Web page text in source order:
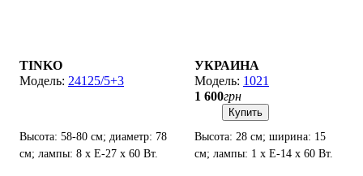
TINKO
24125/5+3
Высота: 58-80 см; диаметр: 78
см; лампы: 8 х Е-27 х 60 Вт.
УКРАИНА
1021
1 600грн
Купить
Высота: 28 см; ширина: 15
см; лампы: 1 х Е-14 х 60 Вт.